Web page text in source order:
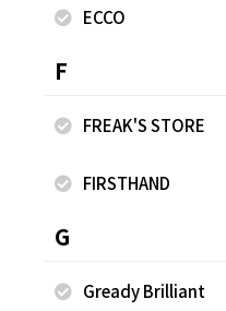
ECCO
F
FREAK'S STORE
FIRSTHAND
G
Gready Brilliant